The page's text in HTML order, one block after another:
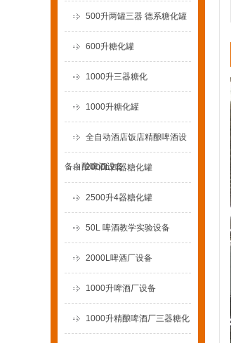
500升两罐三器 德系糖化罐
600升糖化罐
1000升三器糖化
1000升糖化罐
全自动酒店饭店精酿啤酒设
备自酿啤酒设备
2000L四器糖化罐
2500升4器糖化罐
50L 啤酒教学实验设备
2000L啤酒厂设备
1000升啤酒厂设备
1000升精酿啤酒厂三器糖化